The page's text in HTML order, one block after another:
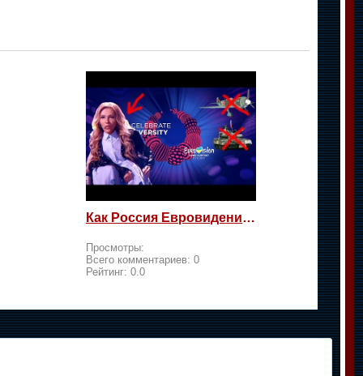
Как Россия Евровидение на жалость берет
Просмотры:
Всего комментариев: 0
Рейтинг: 0.0